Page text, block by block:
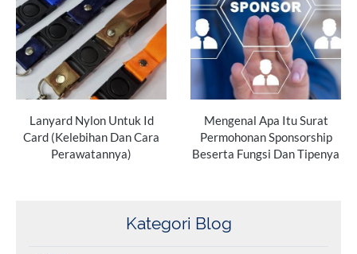
Lanyard Nylon Untuk Id
Card (Kelebihan Dan Cara
Perawatannya)
Mengenal Apa Itu Surat
Permohonan Sponsorship
Beserta Fungsi Dan Tipenya
Kategori Blog